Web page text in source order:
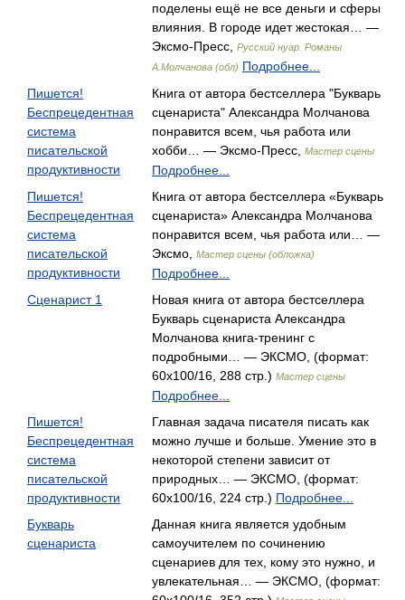
поделены ещё не все деньги и сферы
влияния. В городе идет жестокая… —
Эксмо-Пресс,
Русский нуар. Романы
А.Молчанова (обл) Подробнее...
Пишется!
Беспрецедентная
система
писательской
продуктивности
Книга от автора бестселлера "Букварь
сценариста" Александра Молчанова
понравится всем, чья работа или
хобби… — Эксмо-Пресс,
Мастер сцены
Подробнее...
Пишется!
Беспрецедентная
система
писательской
продуктивности
Книга от автора бестселлера «Букварь
сценариста» Александра Молчанова
понравится всем, чья работа или… —
Эксмо,
Мастер сцены (обложка)
Подробнее...
Сценарист 1
Новая книга от автора бестселлера
Букварь сценариста Александра
Молчанова книга-тренинг с
подробными… — ЭКСМО, (формат:
60x100/16, 288 стр.) Мастер сцены
Подробнее...
Пишется!
Беспрецедентная
система
писательской
продуктивности
Главная задача писателя писать как
можно лучше и больше. Умение это в
некоторой степени зависит от
природных… — ЭКСМО, (формат:
60x100/16, 224 стр.) Подробнее...
Букварь
сценариста
Данная книга является удобным
самоучителем по сочинению
сценариев для тех, кому это нужно, и
увлекательная… — ЭКСМО, (формат: